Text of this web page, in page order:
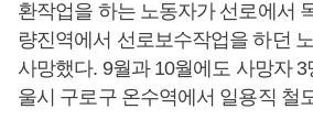
환작업을 하는 노동자가 선로에서
량진역에서 선로보수작업을 하던
사망했다. 9월과 10월에도 사망자 3
울시 구로구 온수역에서 일용직 철